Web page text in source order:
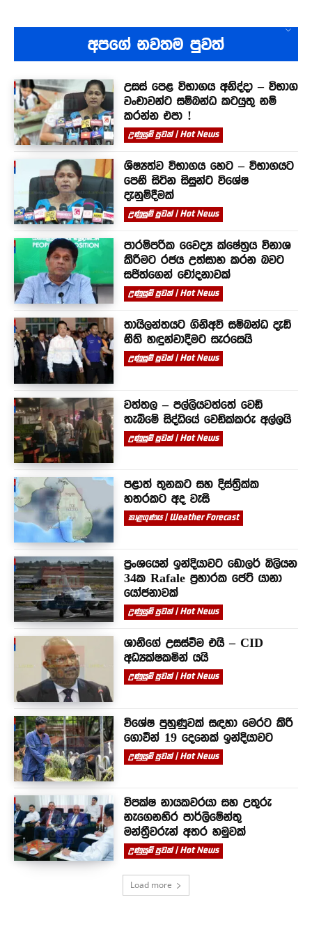
අපගේ නවතම පුවත්
උසස් පෙළ විභාගය අනිද්දා – විභාග
වංචාවන්ට සම්බන්ධ කටයුතු නම්
කරන්න එපා !
උණුසුම් පුවත් | Hot News
ශිෂ්‍යත්ව විභාගය හෙට – විභාගයට
පෙනී සිටින සිසුන්ට විශේෂ
දැනුම්දීමක්
උණුසුම් පුවත් | Hot News
පාරම්පරික වෛද්‍ය ක්ෂේත්‍රය විනාශ
කිරීමට රජය උත්සාහ කරන බවට
සජිත්ගෙන් චෝදනාවක්
උණුසුම් පුවත් | Hot News
තායිලන්තයට ගිනිඅවි සම්බන්ධ දැඩි
නීති හඳුන්වාදීමට සැරසෙයි
උණුසුම් පුවත් | Hot News
වත්තල – පල්ලියවත්තේ වෙඩි
තැබීමේ සිද්ධියේ වෙඩික්කරු අල්ලයි
උණුසුම් පුවත් | Hot News
පළාත් තුනකට සහ දිස්ත්‍රික්ක
හතරකට අද වැසි
කාළගුණය | Weather Forecast
ප්‍රංශයෙන් ඉන්දියාවට ඩොලර් බිලියන
34ක Rafale ප්‍රහාරක ජෙට් යානා
යෝජනාවක්
උණුසුම් පුවත් | Hot News
ශානිගේ උසස්වීම එයි – CID
අධ්‍යක්ෂකමින් යයි
උණුසුම් පුවත් | Hot News
විශේෂ පුහුණුවක් සඳහා මෙරට කිරි
ගොවීන් 19 දෙනෙක් ඉන්දියාවට
උණුසුම් පුවත් | Hot News
විපක්ෂ නායකවරයා සහ උතුරු
නැගෙනහිර පාර්ලිමේන්තු
මන්ත්‍රීවරුන් අතර හමුවක්
උණුසුම් පුවත් | Hot News
Load more